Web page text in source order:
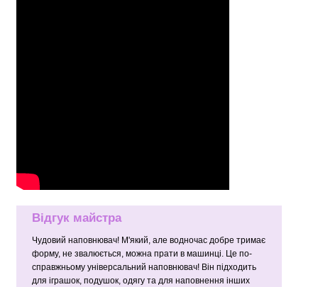
Відгук майстра
Чудовий наповнювач! М'який, але водночас добре тримає
форму, не звалюється, можна прати в машинці. Це по-
справжньому універсальний наповнювач! Він підходить
для іграшок, подушок, одягу та для наповнення інших